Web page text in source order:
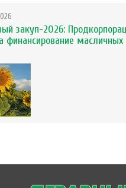
закуп-2026:
финансирование масличных